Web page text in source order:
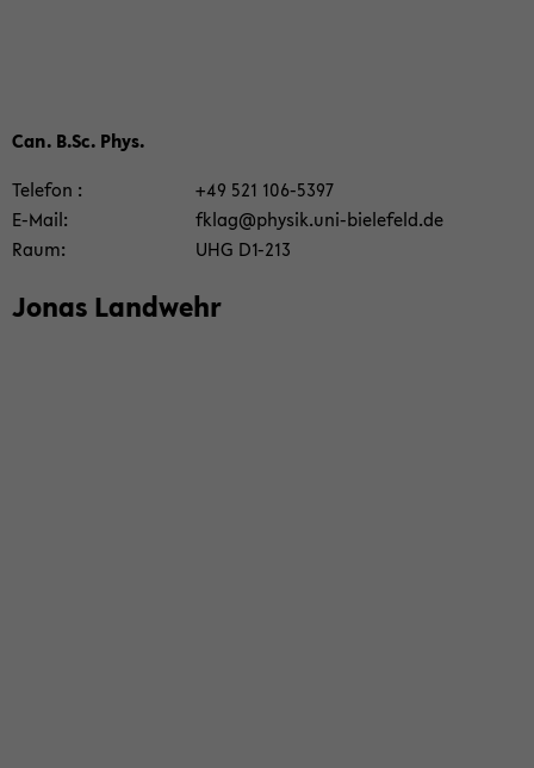
Can. B.Sc. Phys.
Te­le­fon
+49 521 106-​5397
E-​Mail
fklag@phy­sik.uni-​bielefeld.de
Raum
UHG D1-​213
Jonas Land­wehr